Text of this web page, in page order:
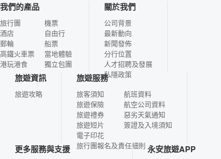
我們的產品
旅行團
酒店
郵輪
高鐵火車票
港玩港食
機票
自由行
船票
當地體驗
獨立包團
關於我們
公司背景
最新動向
新聞發佈
分行位置
人才招聘及發展
私隱政策
旅遊資訊
旅遊攻略
旅遊服務
旅客須知
旅遊保險
旅遊禮券
旅遊短片
電子印花
航班資料
航空公司資料
惡劣天氣通知
簽證及入境須知
旅行團報名及責任細則
更多服務與支援 永安旅遊APP